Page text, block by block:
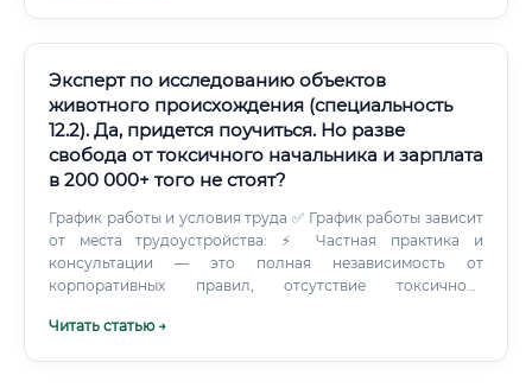
Эксперт по исследованию объектов
животного происхождения (специальность
12.2). Да, придется поучиться. Но разве
свобода от токсичного начальника и зарплата
в 200 000+ того не стоят?
График работы и условия труда ✅ График работы зависит
от места трудоустройства: ⚡ Частная практика и
консультации — это полная независимость от
корпоративных правил, отсутствие токсичного
рабочий день. Именно за это многие эксперты ценят
Читать статью →